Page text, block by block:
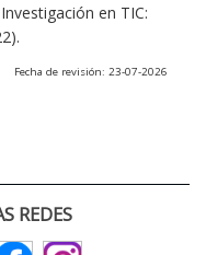
en TIC:
Fecha de revisión: 23-07-2026
REDES